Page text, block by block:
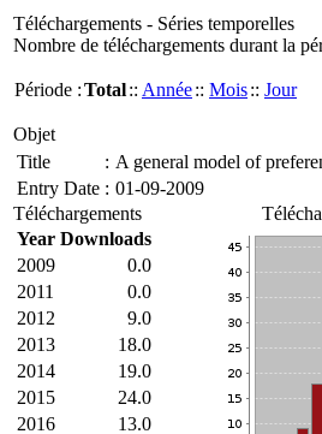
Téléchargements - Séries temporelles
Nombre de téléchargements durant la
Période :Total:: Année:: Mois:: Jour
Objet
Title
: A general model of
Entry Date : 01-09-2009
Téléchargements
Year Downloads
2009
0.0
2011
0.0
2012
9.0
2013
18.0
2014
19.0
2015
24.0
2016
13.0